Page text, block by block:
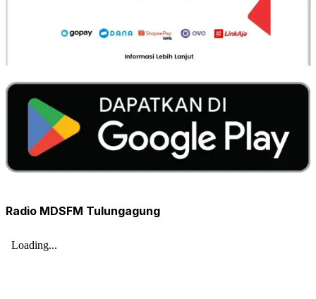
Radio MDSFM Tulungagung